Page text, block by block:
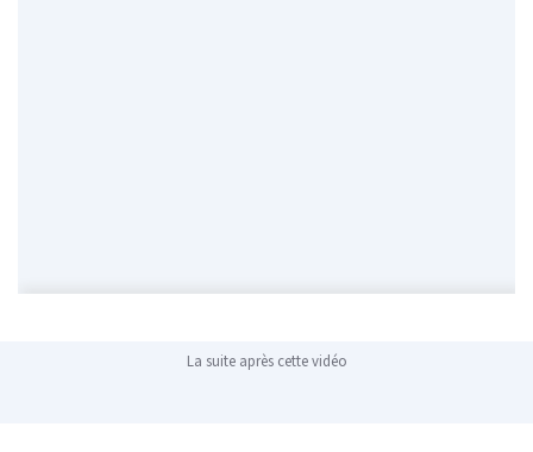
La suite après cette vidéo